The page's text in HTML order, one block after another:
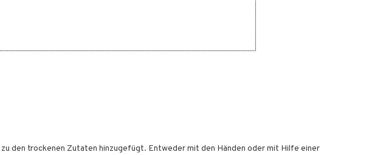
den trockenen Zutaten hinzugefügt. Entweder mit den Händen oder mit Hilfe einer